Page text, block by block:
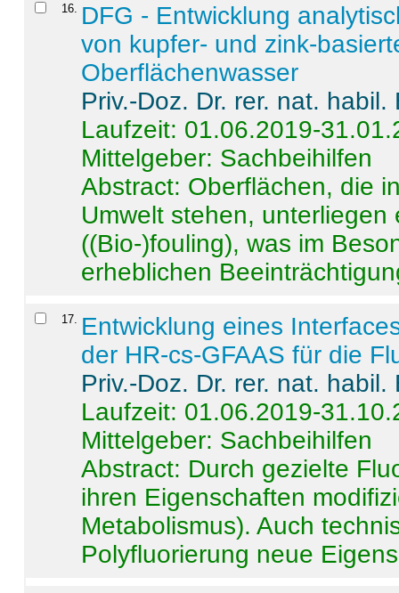
16
DFG - Entwicklung
von kupfer- und zink-
Oberflächenwasser
Priv.-Doz. Dr. rer. nat.
Laufzeit: 01.06.2019-
Mittelgeber: Sachbeihilfen
Abstract: Oberflächen, die
Umwelt stehen,
((Bio-)fouling), was im
erheblichen
17
Entwicklung eines
der HR-cs-GFAAS für die
Priv.-Doz. Dr. rer. nat.
Laufzeit: 01.06.2019-
Mittelgeber: Sachbeihilfen
Abstract: Durch gezielte
ihren Eigenschaften
Metabolismus). Auch
Polyfluorierung neue